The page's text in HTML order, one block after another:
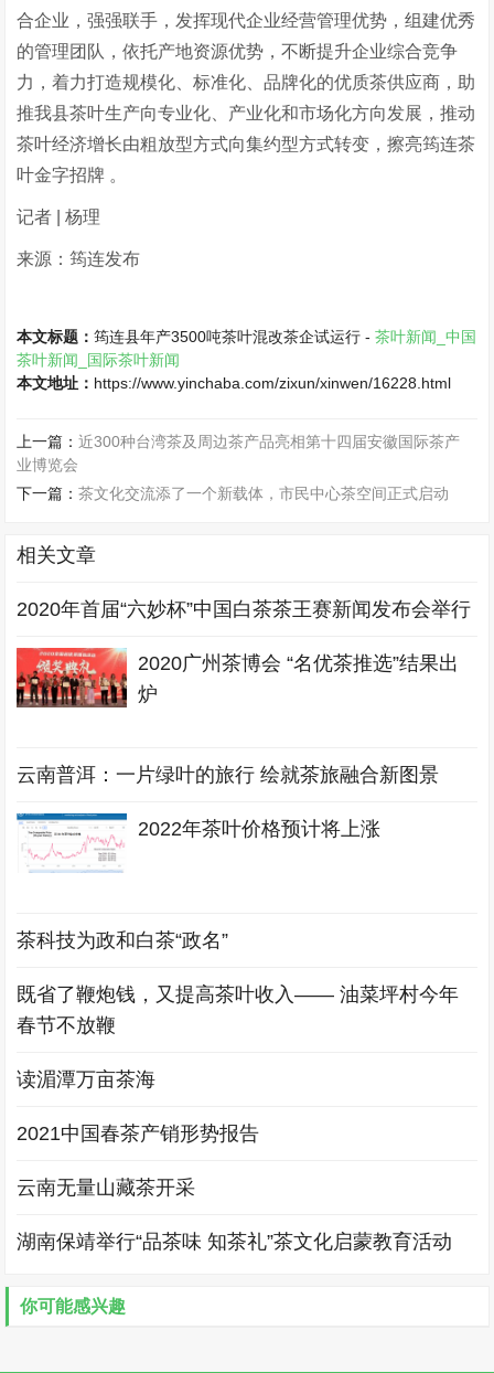
合企业，强强联手，发挥现代企业经营管理优势，组建优秀
的管理团队，依托产地资源优势，不断提升企业综合竞争
力，着力打造规模化、标准化、品牌化的优质茶供应商，助
推我县茶叶生产向专业化、产业化和市场化方向发展，推动
茶叶经济增长由粗放型方式向集约型方式转变，擦亮筠连茶
叶金字招牌 。
记者 | 杨理
来源：筠连发布
本文标题：筠连县年产3500吨茶叶混改茶企试运行 -茶叶新闻_中国
茶叶新闻_国际茶叶新闻
本文地址： https://www.yinchaba.com/zixun/xinwen/16228.html
上一篇：近300种台湾茶及周边茶产品亮相第十四届安徽国际茶产
业博览会
下一篇：茶文化交流添了一个新载体，市民中心茶空间正式启动
相关文章
2020年首届“六妙杯”中国白茶茶王赛新闻发布会举行
2020广州茶博会 “名优茶推选”结果出
炉
云南普洱：一片绿叶的旅行 绘就茶旅融合新图景
2022年茶叶价格预计将上涨
茶科技为政和白茶“政名”
既省了鞭炮钱，又提高茶叶收入—— 油菜坪村今年
春节不放鞭
读湄潭万亩茶海
2021中国春茶产销形势报告
云南无量山藏茶开采
湖南保靖举行“品茶味 知茶礼”茶文化启蒙教育活动
你可能感兴趣